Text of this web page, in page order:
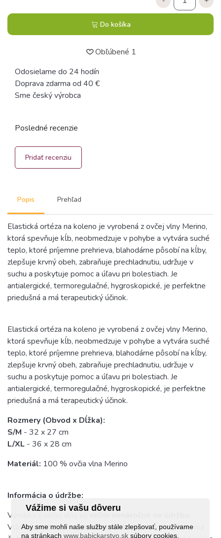
Vážime si vašu dôveru
Aby sme mohli naše služby stále zlepšovať, používame
na stránkachwww.babickarstvo.sk súbory cookies.
Do košíka
Obľúbené 1
Odosielame do 24 hodín
Doprava zdarma od 40 €
Sme český výrobca
Popis Prehľad
Elastická ortéza na koleno je vyrobená z ovčej vlny Merino,
ktorá spevňuje kĺb, neobmedzuje v pohybe a vytvára suché
teplo, ktoré príjemne prehrieva, blahodárne pôsobí na kĺby,
zlepšuje krvný obeh, zabraňuje prechladnutiu, udržuje v
suchu a poskytuje pomoc a úľavu pri bolestiach. Je
antialergické, termoregulačné, hygroskopické, je perfektne
priedušná a má terapeutický účinok.
Elastická ortéza na koleno je vyrobená z ovčej vlny Merino,
ktorá spevňuje kĺb, neobmedzuje v pohybe a vytvára suché
teplo, ktoré príjemne prehrieva, blahodárne pôsobí na kĺby,
zlepšuje krvný obeh, zabraňuje prechladnutiu, udržuje v
suchu a poskytuje pomoc a úľavu pri bolestiach. Je
antialergické, termoregulačné, hygroskopické, je perfektne
priedušná a má terapeutický účinok.
Rozmery (Obvod x Dĺžka):
S/M - 32 x 27 cm
L/XL - 36 x 28 cm
Materiál: 100 % ovčia vlna Merino
Informácia o údržbe:
Výrobky z ovčej vlny sú
Vďaka prirodzenému obsahu lanolínu sa vlna dokáže sama
Posledné recenzie
Pridať recenziu